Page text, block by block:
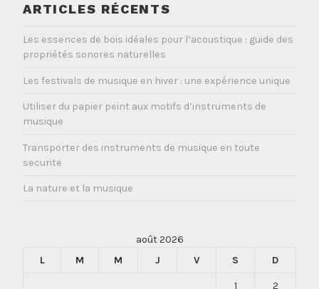
ARTICLES RÉCENTS
Les essences de bois idéales pour l’acoustique : guide des
propriétés sonores naturelles
Les festivals de musique en hiver : une expérience unique
Utiliser du papier peint aux motifs d’instruments de
musique
Transporter des instruments de musique en toute
securite
La nature et la musique
août 2026
L
M M J V S D
1 2